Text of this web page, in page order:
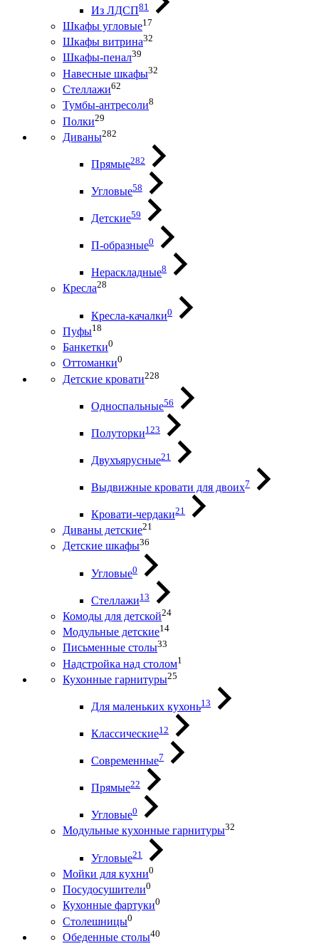
Из ЛДСП81
Шкафы угловые17
Шкафы витрина32
Шкафы-пенал39
Навесные шкафы32
Стеллажи62
Тумбы-антресоли8
Полки29
Диваны282
Прямые282
Угловые58
Детские59
П-образные0
Нераскладные8
Кресла28
Кресла-качалки0
Пуфы18
Банкетки0
Оттоманки0
Детские кровати228
Односпальные56
Полуторки123
Двухъярусные21
Выдвижные кровати для двоих7
Кровати-чердаки21
Диваны детские21
Детские шкафы36
Угловые0
Стеллажи13
Комоды для детской24
Модульные детские14
Письменные столы33
Надстройка над столом1
Кухонные гарнитуры25
Для маленьких кухонь13
Классические12
Современные7
Прямые22
Угловые0
Модульные кухонные гарнитуры32
Угловые21
Мойки для кухни0
Посудосушители0
Кухонные фартуки0
Столешницы0
Обеденные столы40